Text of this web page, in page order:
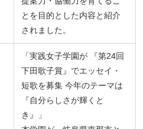
とを目的とした内容と紹介
されました。
「実践女子学園が 『第24回
下田歌子賞』でエッセイ・
短歌を募集 今年のテーマは
『自分らしさが輝くと
き』」